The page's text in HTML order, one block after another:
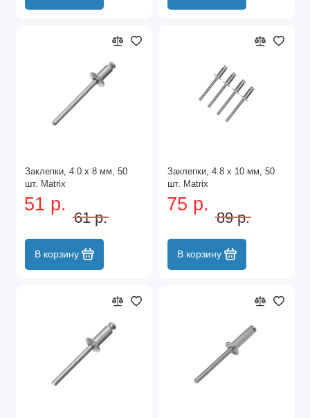
Заклепки, 4.0 х 8 мм, 50
шт. Matrix
51 р.
61 р.
В корзину
Заклепки, 4.8 х 10 мм, 50
шт. Matrix
75 р.
89 р.
В корзину